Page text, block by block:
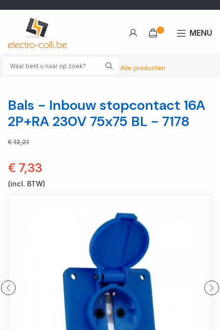
Alle producten
MENU
Bals - Inbouw stopcontact 16A
2P+RA 230V 75x75 BL - 7178
€ 12,21
€ 7,33
(incl. BTW)